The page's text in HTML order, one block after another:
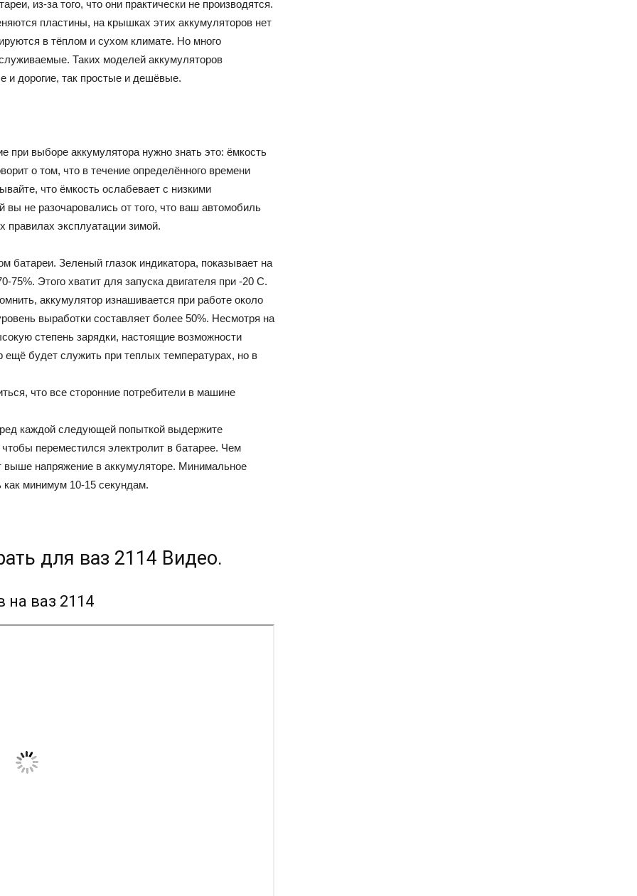
из-за того, что они практически не производятся.
пластины, на крышках этих аккумуляторов нет
в тёплом и сухом климате. Но много
Таких моделей аккумуляторов
и дорогие, так простые и дешёвые.
при выборе аккумулятора нужно знать это: ёмкость
о том, что в течение определённого времени
что ёмкость ослабевает с низкими
не разочаровались от того, что ваш автомобиль
правилах эксплуатации зимой.
батареи. Зеленый глазок индикатора, показывает на
75%. Этого хватит для запуска двигателя при -20 С.
аккумулятор изнашивается при работе около
выработки составляет более 50%. Несмотря на
степень зарядки, настоящие возможности
будет служить при теплых температурах, но в
что все сторонние потребители в машине
каждой следующей попыткой выдержите
переместился электролит в батарее. Чем
напряжение в аккумуляторе. Минимальное
минимум 10-15 секундам.
для ваз 2114 Видео.
на ваз 2114